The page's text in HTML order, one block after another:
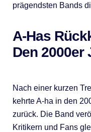
prägendsten Bands
A-Has
Den 2000er
Nach einer kurzen
kehrte A-ha in den
zurück. Die Band
Kritikern und Fans